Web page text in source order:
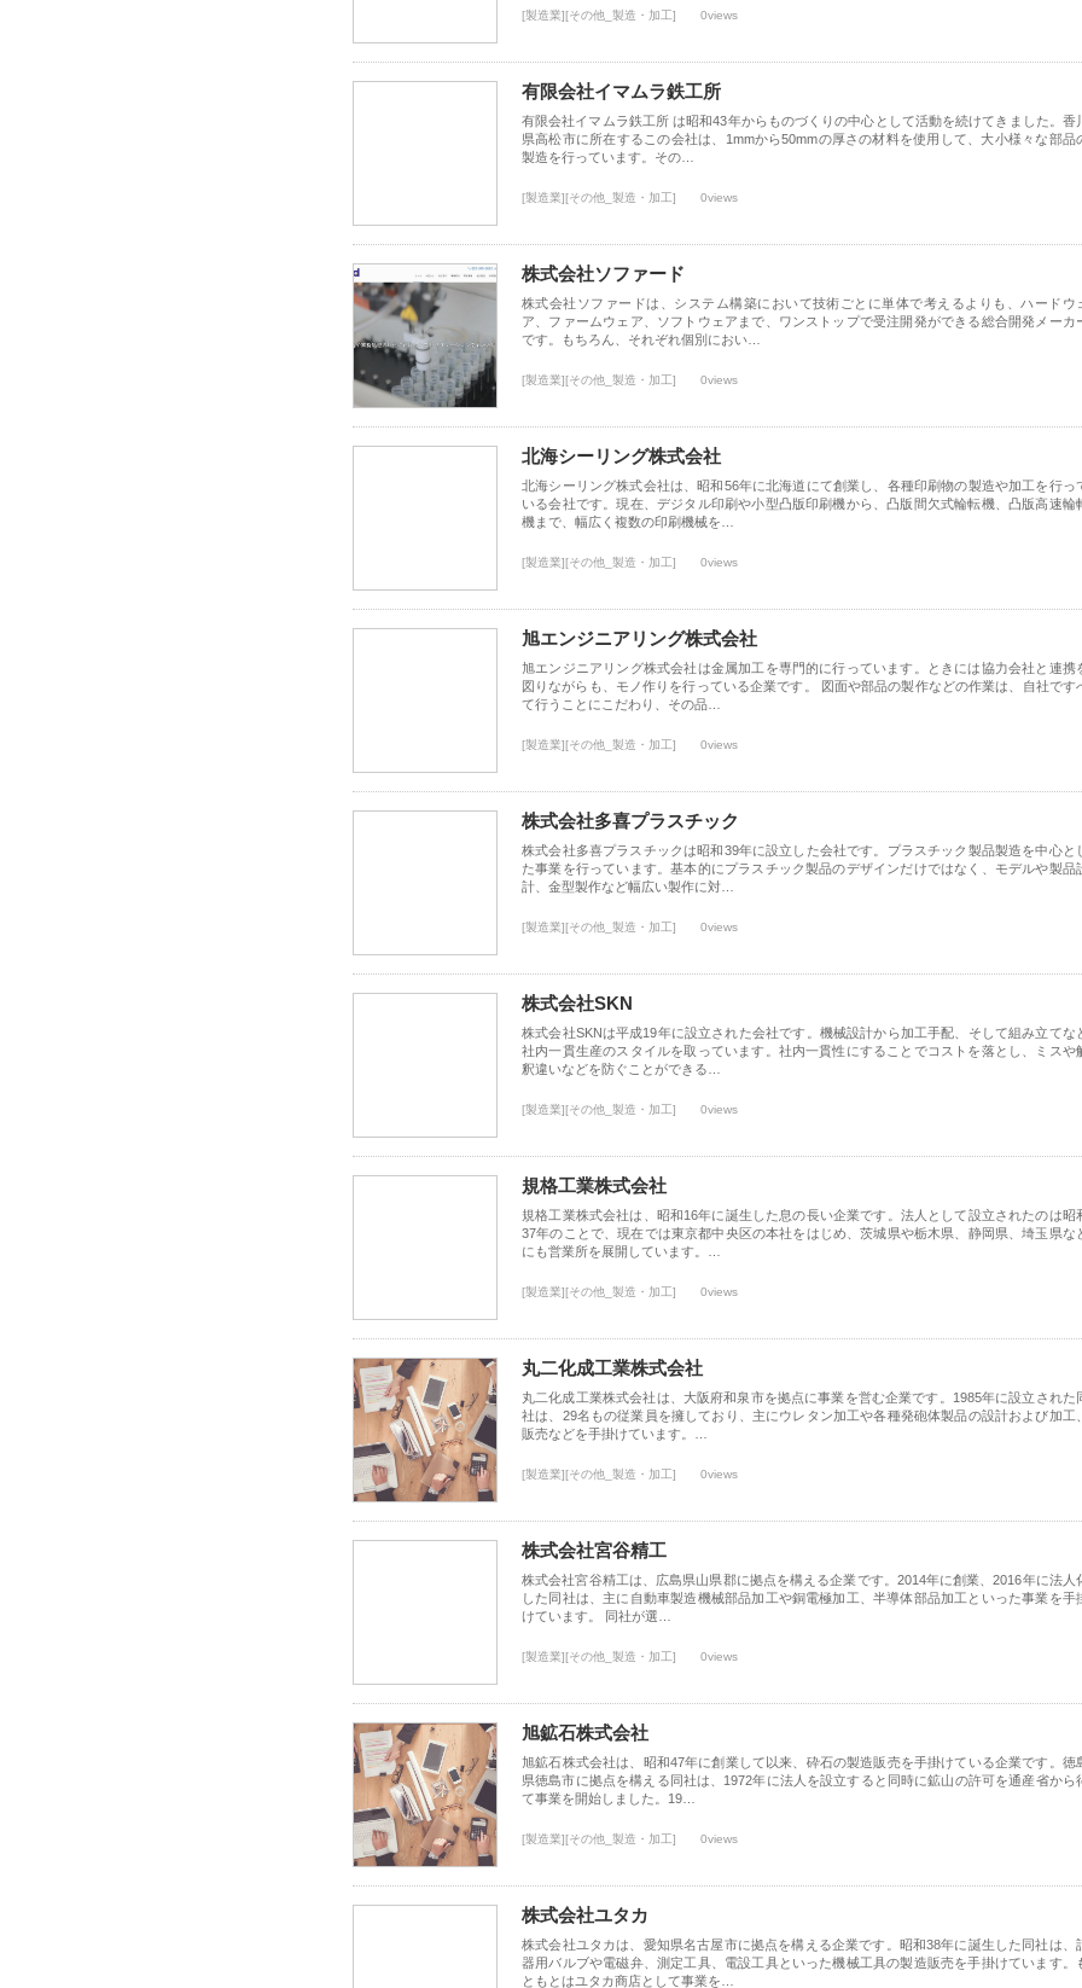
[製造業][その他_製造・加工] 0views
有限会社イマムラ鉄工所
有限会社イマムラ鉄工所 は昭和43年からものづくりの中心として活動を続けてきました。香
県高松市に所在するこの会社は、1mmから50mmの厚さの材料を使用して、大小様々な部品
製造を行っています。その…
[製造業][その他_製造・加工] 0views
株式会社ソファード
株式会社ソファードは、システム構築において技術ごとに単体で考えるよりも、ハードウ
ア、ファームウェア、ソフトウェアまで、ワンストップで受注開発ができる総合開発メーカ
です。もちろん、それぞれ個別におい…
[製造業][その他_製造・加工] 0views
北海シーリング株式会社
北海シーリング株式会社は、昭和56年に北海道にて創業し、各種印刷物の製造や加工を行っ
いる会社です。現在、デジタル印刷や小型凸版印刷機から、凸版間欠式輪転機、凸版高速輪
機まで、幅広く複数の印刷機械を…
[製造業][その他_製造・加工] 0views
旭エンジニアリング株式会社
旭エンジニアリング株式会社は金属加工を専門的に行っています。ときには協力会社と連携
図りながらも、モノ作りを行っている企業です。 図面や部品の製作などの作業は、自社です
て行うことにこだわり、その品…
[製造業][その他_製造・加工] 0views
株式会社多喜プラスチック
株式会社多喜プラスチックは昭和39年に設立した会社です。プラスチック製品製造を中心と
た事業を行っています。基本的にプラスチック製品のデザインだけではなく、モデルや製品
計、金型製作など幅広い製作に対…
[製造業][その他_製造・加工] 0views
株式会社SKN
株式会社SKNは平成19年に設立された会社です。機械設計から加工手配、そして組み立てな
社内一貫生産のスタイルを取っています。社内一貫性にすることでコストを落とし、ミスや
釈違いなどを防ぐことができる…
[製造業][その他_製造・加工] 0views
規格工業株式会社
規格工業株式会社は、昭和16年に誕生した息の長い企業です。法人として設立されたのは昭
37年のことで、現在では東京都中央区の本社をはじめ、茨城県や栃木県、静岡県、埼玉県な
にも営業所を展開しています。…
[製造業][その他_製造・加工] 0views
丸二化成工業株式会社
丸二化成工業株式会社は、大阪府和泉市を拠点に事業を営む企業です。1985年に設立された
社は、29名もの従業員を擁しており、主にウレタン加工や各種発砲体製品の設計および加工、
販売などを手掛けています。…
[製造業][その他_製造・加工] 0views
株式会社宮谷精工
株式会社宮谷精工は、広島県山県郡に拠点を構える企業です。2014年に創業、2016年に法人
した同社は、主に自動車製造機械部品加工や銅電極加工、半導体部品加工といった事業を手
けています。 同社が選…
[製造業][その他_製造・加工] 0views
旭鉱石株式会社
旭鉱石株式会社は、昭和47年に創業して以来、砕石の製造販売を手掛けている企業です。徳
県徳島市に拠点を構える同社は、1972年に法人を設立すると同時に鉱山の許可を通産省から
て事業を開始しました。19…
[製造業][その他_製造・加工] 0views
株式会社ユタカ
株式会社ユタカは、愛知県名古屋市に拠点を構える企業です。昭和38年に誕生した同社は、
器用バルブや電磁弁、測定工具、電設工具といった機械工具の製造販売を手掛けています。
ともとはユタカ商店として事業を…